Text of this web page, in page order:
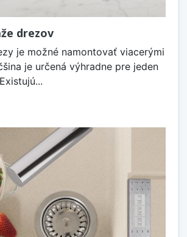
drezov
je možné namontovať viacerými
je určená výhradne pre jeden